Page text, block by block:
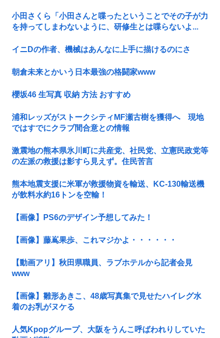
小田さくら「小田さんと喋ったということでその子が力
を持ってしまわないように、研修生とは喋らないよ...
イニDの作者、機械はあんなに上手に描けるのにさ
朝倉未来とかいう日本最強の格闘家www
櫻坂46 生写真 収納 方法 おすすめ
浦和レッズがストークシティMF瀬古樹を獲得へ 現地
ではすでにクラブ間合意との情報
激震地の熊本県氷川町に共産党、社民党、立憲民政党等
の左派の救援は影すら見えず。住民苦言
熊本地震支援に米軍が救援物資を輸送、KC-130輸送機
が飲料水約16トンを空輸！
【画像】PS6のデザイン予想してみた！
【画像】藤嶌果歩、これマジかよ・・・・・・
【動画アリ】秋田県職員、ラブホテルから記者会見
www
【画像】雛形あきこ、48歳写真集で見せたハイレグ水
着のお乳がヌケる
人気Kpopグループ、大阪をうんこ呼ばわれりしていた